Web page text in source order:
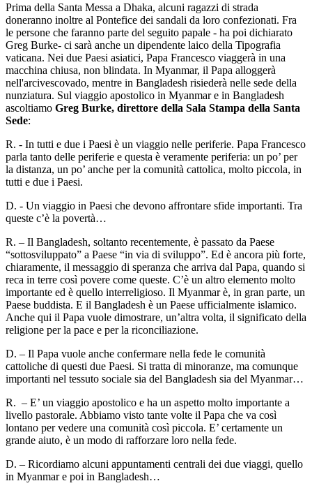
Prima della Santa Messa a Dhaka, alcuni ragazzi di strada
doneranno inoltre al Pontefice dei sandali da loro confezionati. Fra
le persone che faranno parte del seguito papale - ha poi dichiarato
Greg Burke- ci sarà anche un dipendente laico della Tipografia
vaticana. Nei due Paesi asiatici, Papa Francesco viaggerà in una
macchina chiusa, non blindata. In Myanmar, il Papa alloggerà
nell'arcivescovado, mentre in Bangladesh risiederà nelle sede della
nunziatura. Sul viaggio apostolico in Myanmar e in Bangladesh
ascoltiamo Greg Burke, direttore della Sala Stampa della Santa
Sede:
R. - In tutti e due i Paesi è un viaggio nelle periferie. Papa Francesco
parla tanto delle periferie e questa è veramente periferia: un po’ per
la distanza, un po’ anche per la comunità cattolica, molto piccola, in
tutti e due i Paesi.
D. - Un viaggio in Paesi che devono affrontare sfide importanti. Tra
queste c’è la povertà…
R. – Il Bangladesh, soltanto recentemente, è passato da Paese
“sottosviluppato” a Paese “in via di sviluppo”. Ed è ancora più forte,
chiaramente, il messaggio di speranza che arriva dal Papa, quando si
reca in terre così povere come queste. C’è un altro elemento molto
importante ed è quello interreligioso. Il Myanmar è, in gran parte, un
Paese buddista. E il Bangladesh è un Paese ufficialmente islamico.
Anche qui il Papa vuole dimostrare, un’altra volta, il significato della
religione per la pace e per la riconciliazione.
D. – Il Papa vuole anche confermare nella fede le comunità
cattoliche di questi due Paesi. Si tratta di minoranze, ma comunque
importanti nel tessuto sociale sia del Bangladesh sia del Myanmar…
R. – E’ un viaggio apostolico e ha un aspetto molto importante a
livello pastorale. Abbiamo visto tante volte il Papa che va così
lontano per vedere una comunità così piccola. E’ certamente un
grande aiuto, è un modo di rafforzare loro nella fede.
D. – Ricordiamo alcuni appuntamenti centrali dei due viaggi, quello
in Myanmar e poi in Bangladesh…